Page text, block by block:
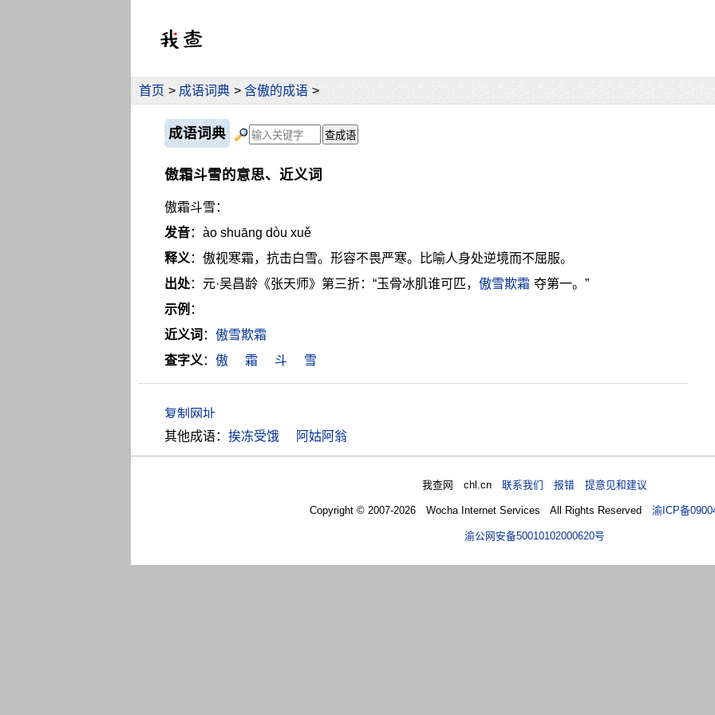
首页 > 成语词典 > 含傲的成语 >
成语词典
傲霜斗雪的意思、近义词
傲霜斗雪：
发音：ào shuāng dòu xuě
释义：傲视寒霜，抗击白雪。形容不畏严寒。比喻人身处逆境而不屈服。
出处：元·吴昌龄《张天师》第三折：“玉骨冰肌谁可匹， 傲雪欺霜 夺第一。”
示例 ：
近义词 ： 傲雪欺霜
查字义： 傲 霜 斗 雪
其他成语： 挨冻受饿 阿姑阿翁
我查网 chl.cn联系我们 报错 提意见和建议
Copyright © 2007-2026 Wocha Internet Services All Rights Reserved渝ICP备
渝公网安备50010102000620号